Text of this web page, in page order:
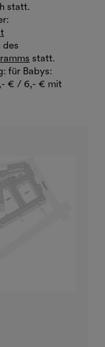
statt.
des
statt.
für Babys:
€ / 6,- € mit